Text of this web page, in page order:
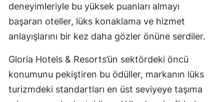
deneyimleriyle bu yüksek puanları almayı
başaran oteller, lüks konaklama ve hizmet
anlayışlarını bir kez daha gözler önüne serdiler.
Gloria Hotels & Resorts’ün sektördeki öncü
konumunu pekiştiren bu ödüller, markanın lüks
turizmdeki standartları en üst seviyeye taşıma